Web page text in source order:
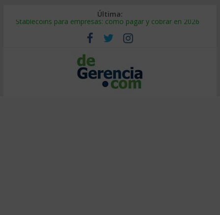
Última:
Stablecoins para empresas: cómo pagar y cobrar en 2026
Despido silencioso: qué es y por qué sale tan caro
IA en selección de personal: cómo auditarla a tiempo
Trabajo forzoso en la cadena de suministro: qué hacer
Mercado hispano de EE. UU.: cómo segmentarlo y venderle